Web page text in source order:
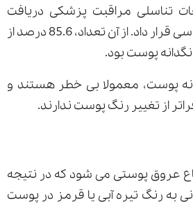
تناسلی مراقبت پزشکی دریافت
کرده بودند را مورد بررسی قرار داد. از آن تعداد، 85.6 درصد از
پوست بود.
پوست، معمولا بی خطر هستند و
از تغییر رنگ پوست ندارند.
عروق پوستی می شود که در نتیجه
به رنگ تیره آبی یا قرمز در پوست